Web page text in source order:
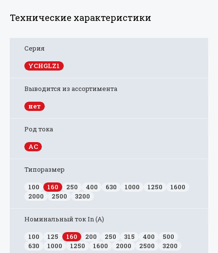
Технические характеристики
Серия
YCHGLZ1
Выводится из ассортимента
нет
Род тока
AC
Типоразмер
100
160 250 400 630 1000 1250
1600
2000
2500 3200
Номинальный ток In (А)
100
125 160 200 250 315 400
500
630
1000 1250 1600 2000 2500 3200